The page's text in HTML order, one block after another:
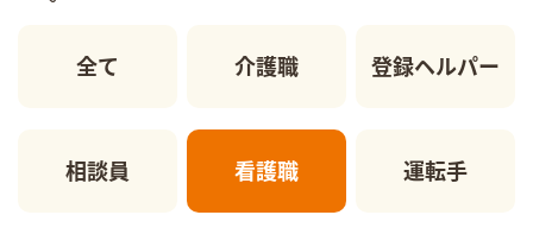
全て 介護職 登録ヘルパー
相談員 看護職 運転手